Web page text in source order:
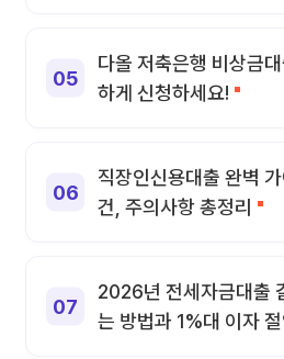
다올 저축은행 비상금
하게 신청하세요!
직장인신용대출 완벽
건, 주의사항 총정리
2026년 전세자금대출
는 방법과 1%대 이자